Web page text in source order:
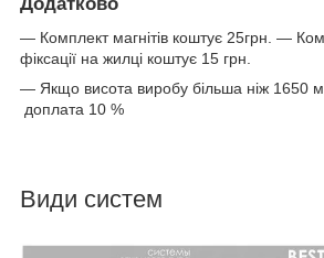
— Комплект магнітів коштує 25грн. —
фіксації на жилці коштує 15 грн.
— Якщо висота виробу більша ніж 1650
доплата 10 %
Види систем